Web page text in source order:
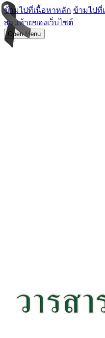
ข้ามไปที่เนื้อหาหลัก ข้ามไปที่
ส่วนท้ายของเว็บไซต์
Open Menu